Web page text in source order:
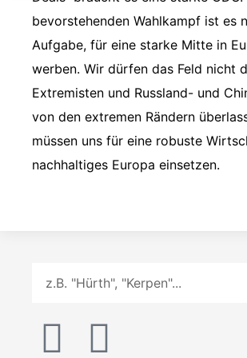
bevorstehenden Wahlkampf ist es
Aufgabe, für eine starke Mitte in
werben. Wir dürfen das Feld nicht
Extremisten und Russland- und
von den extremen Rändern
müssen uns für eine robuste
nachhaltiges Europa einsetzen.
I
F